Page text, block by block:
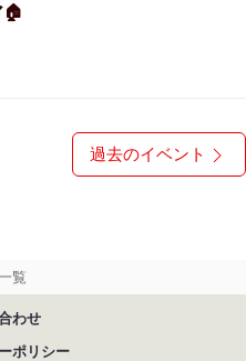
🏠
過去のイベント
覧
わせ
ポリシー